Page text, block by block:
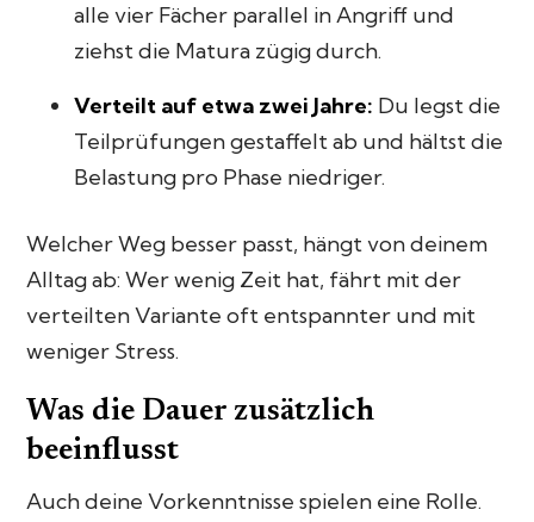
alle vier Fächer parallel in Angriff und
ziehst die Matura zügig durch.
Verteilt auf etwa zwei Jahre: Du legst die
Teilprüfungen gestaffelt ab und hältst die
Belastung pro Phase niedriger.
Welcher Weg besser passt, hängt von deinem
Alltag ab: Wer wenig Zeit hat, fährt mit der
verteilten Variante oft entspannter und mit
weniger Stress.
Was die Dauer zusätzlich
beeinflusst
Auch deine Vorkenntnisse spielen eine Rolle.